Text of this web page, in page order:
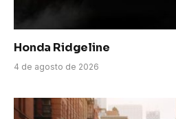
Honda Ridgeline
4 de agosto de 2026